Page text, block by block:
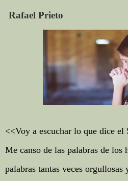
Rafael Prieto
<<Voy a escuchar lo que dice el
Me canso de las palabras de los
palabras tantas veces orgullosas